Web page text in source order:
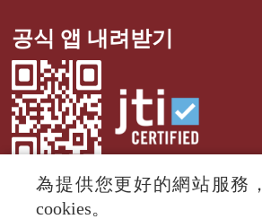
공식 앱 내려받기
為提供您更好的網站服務
cookies。